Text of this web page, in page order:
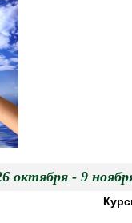
октября